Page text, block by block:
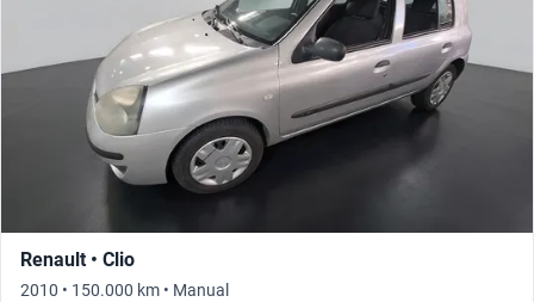
Renault • Clio
2010 • 150.000 km • Manual